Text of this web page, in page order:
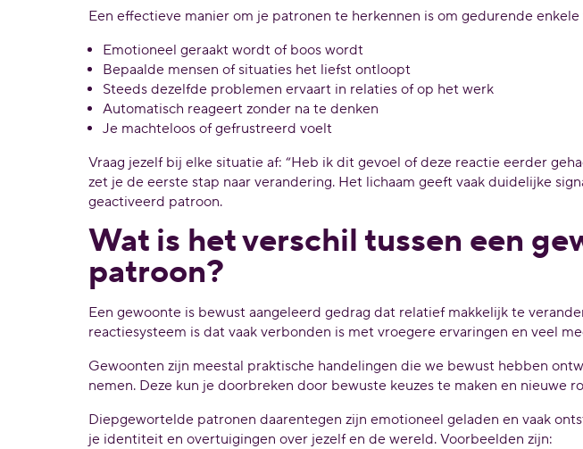
Een effectieve manier om je patronen te herkennen is om gedurende
Emotioneel geraakt wordt of boos wordt
Bepaalde mensen of situaties het liefst ontloopt
Steeds dezelfde problemen ervaart in relaties of op het werk
Automatisch reageert zonder na te denken
Je machteloos of gefrustreerd voelt
Vraag jezelf bij elke situatie af: “Heb ik dit gevoel of deze reactie eerder
zet je de eerste stap naar verandering. Het lichaam geeft vaak duidelijke
geactiveerd patroon.
Wat is het verschil tussen een
patroon?
Een gewoonte is bewust aangeleerd gedrag dat relatief makkelijk te
reactiesysteem is dat vaak verbonden is met vroegere ervaringen en veel
Gewoonten zijn meestal praktische handelingen die we bewust hebben
nemen. Deze kun je doorbreken door bewuste keuzes te maken en
Diepgewortelde patronen daarentegen zijn emotioneel geladen en vaak
je identiteit en overtuigingen over jezelf en de wereld. Voorbeelden zijn: